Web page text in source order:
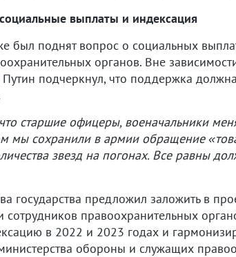
выплаты и индексация
был поднят вопрос о социальных
органов. Вне
подчеркнул, что поддержка
старшие офицеры, военачальники
мы сохранили в армии обращение
звезд на погонах. Все равны
государства предложил заложить в
правоохранительных
в 2022 и 2023 годах и
обороны и служащих